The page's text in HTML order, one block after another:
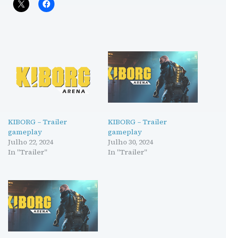
KIBORG – Trailer
gameplay
Julho 22, 2024
In "Trailer"
KIBORG – Trailer
gameplay
Julho 30, 2024
In "Trailer"